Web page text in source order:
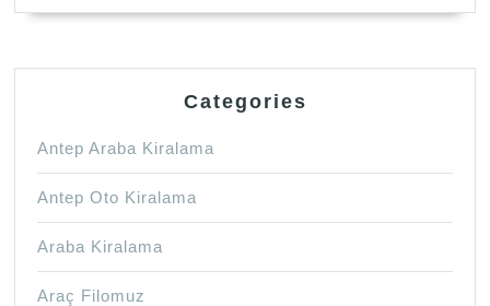
Categories
Antep Araba Kiralama
Antep Oto Kiralama
Araba Kiralama
Araç Filomuz